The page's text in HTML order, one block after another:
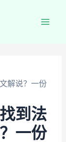
解说？一份
到法
一份